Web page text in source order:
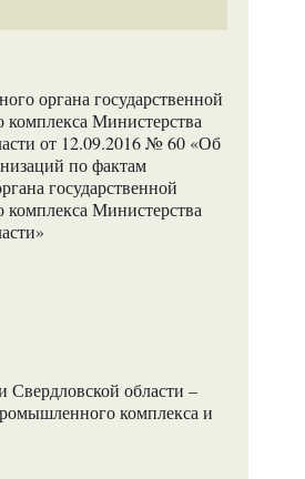
органа государственной
Министерства
от 12.09.2016 № 60 «Об
по фактам
государственной
Министерства
Свердловской области –
комплекса и